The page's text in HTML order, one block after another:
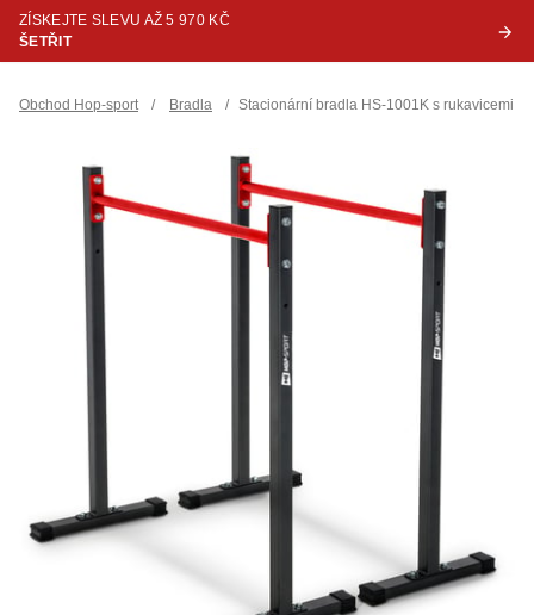
ZÍSKEJTE SLEVU AŽ 5 970 KČ
ŠETŘIT
Obchod Hop-sport / Bradla / Stacionární bradla HS-1001K s rukavicemi